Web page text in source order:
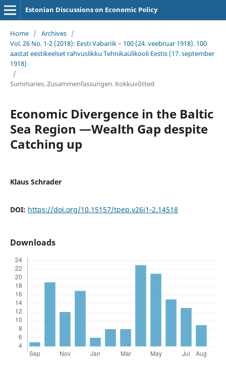
Estonian Discussions on Economic Policy
Home / Archives /
Vol. 26 No. 1-2 (2018): Eesti Vabariik – 100 (24. veebruar 1918). 100
aastat eestikeelset rahvuslikku Tehnikaülikooli Eestis (17. september
1918)
/
Summaries. Zusammenfassungen. Kokkuvõtted
Economic Divergence in the Baltic
Sea Region —Wealth Gap despite
Catching up
Klaus Schrader
DOI: https://doi.org/10.15157/tpep.v26i1-2.14518
Downloads